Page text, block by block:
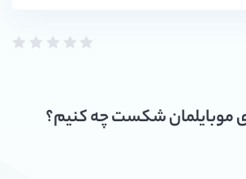
موبایلمان شکست چه کنیم؟